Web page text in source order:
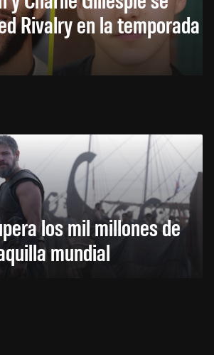
Rivalry en la temporada
los mil millones de
mundial